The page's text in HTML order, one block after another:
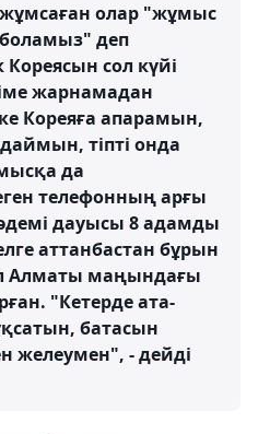
олар "жұмыс
деп
сол күйі
жарнамадан
Кореяға апарамын,
тіпті онда
да
телефонның арғы
дауысы 8 адамды
аттанбастан бұрын
Алматы маңындағы
"Кетерде ата-
батасын
желеумен", - дейді